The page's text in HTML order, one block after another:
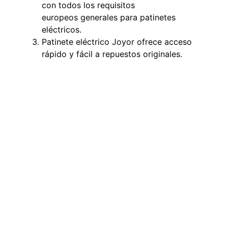
con todos los requisitos
europeos generales para patinetes
eléctricos.
Patinete eléctrico Joyor ofreceacceso
rápido y fácil a repuestos originales.